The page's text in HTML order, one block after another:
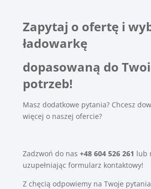
Zapytaj o ofertę i
ładowarkę
dopasowaną do
potrzeb!
Masz dodatkowe pytania? Chcesz
więcej o naszej ofercie?
Zadzwoń do nas +48 604 526 261 lub
uzupełniając formularz kontaktowy!
Z chęcią odpowiemy na Twoje